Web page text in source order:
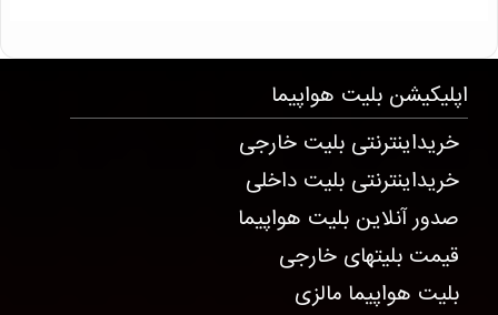
اپلیکیشن بلیت هواپیما
خریداینترنتی بلیت خارجی
خریداینترنتی بلیت داخلی
صدور آنلاین بلیت هواپیما
قیمت بلیتهای خارجی
بلیت هواپیما مالزی